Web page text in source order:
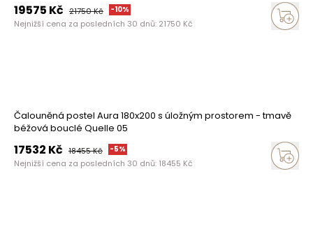
19575 Kč 21750Kč -10%
Nejnižší cena za posledních 30 dnů: 21750 Kč
Čalouněná postel Aura 180x200 s úložným prostorem - tmavě
béžová bouclé Quelle 05
17532 Kč 18455Kč -5%
Nejnižší cena za posledních 30 dnů: 18455 Kč